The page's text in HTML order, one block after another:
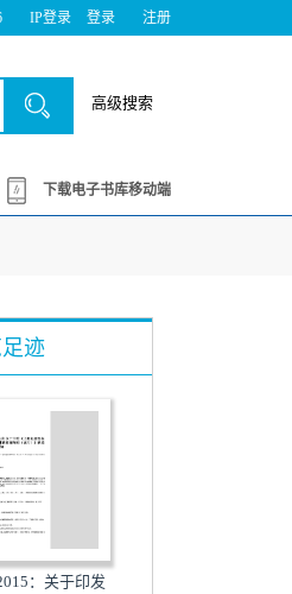
IP登录 登录 注册
高级搜索
下载电子书库移动端
迹
：关于印发